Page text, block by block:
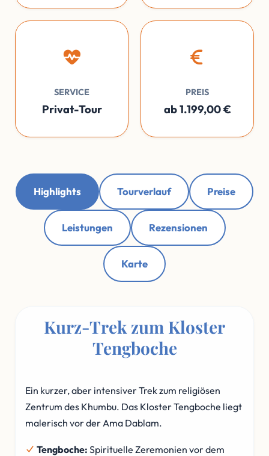
SERVICE
Privat-Tour
PREIS
ab 1.199,00 €
Highlights Tourverlauf Preise
Leistungen Rezensionen
Karte
Kurz-Trek zum Kloster
Tengboche
Ein kurzer, aber intensiver Trek zum religiösen
Zentrum des Khumbu. Das Kloster Tengboche liegt
malerisch vor der Ama Dablam.
Tengboche: Spirituelle Zeremonien vor dem